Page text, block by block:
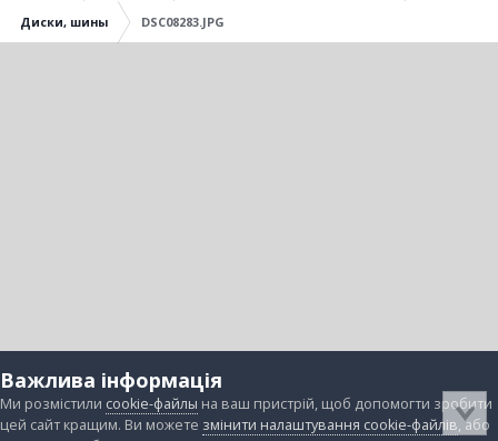
Диски, шины DSC08283.JPG
Важлива інформація
Ми розмістили cookie-файлы на ваш пристрій, щоб допомогти зробити
цей сайт кращим. Ви можете змінити налаштування cookie-файлів, або